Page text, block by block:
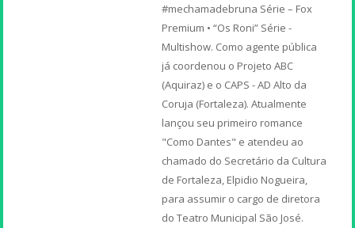
#mechamadebruna Série – Fox
Premium • “Os Roni” Série -
Multishow. Como agente pública
já coordenou o Projeto ABC
(Aquiraz) e o CAPS - AD Alto da
Coruja (Fortaleza). Atualmente
lançou seu primeiro romance
"Como Dantes" e atendeu ao
chamado do Secretário da Cultura
de Fortaleza, Elpidio Nogueira,
para assumir o cargo de diretora
do Teatro Municipal São José.